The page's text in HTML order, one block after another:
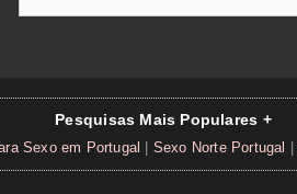
Pesquisas Mais Populares +
Sexo em Portugal Sexo Norte Portugal